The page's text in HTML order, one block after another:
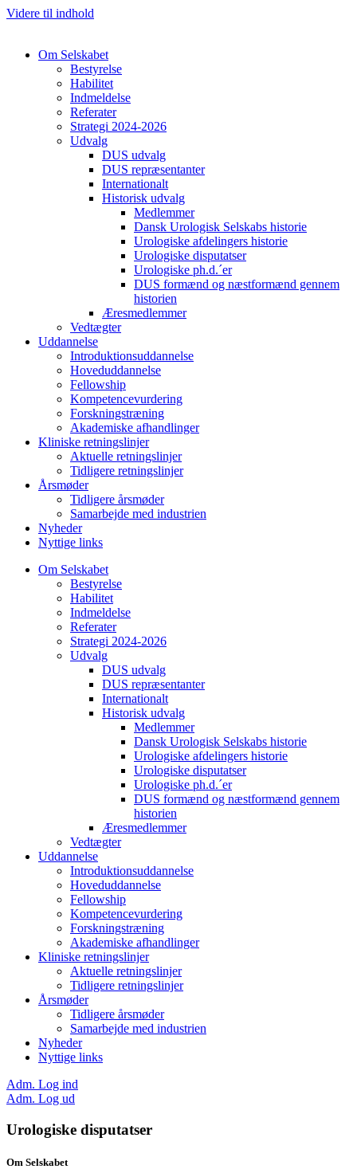
Videre til indhold
Om Selskabet
Bestyrelse
Habilitet
Indmeldelse
Referater
Strategi 2024-2026
Udvalg
DUS udvalg
DUS repræsentanter
Internationalt
Historisk udvalg
Medlemmer
Dansk Urologisk Selskabs historie
Urologiske afdelingers historie
Urologiske disputatser
Urologiske ph.d.´er
DUS formænd og næstformænd gennem
historien
Æresmedlemmer
Vedtægter
Uddannelse
Introduktionsuddannelse
Hoveduddannelse
Fellowship
Kompetencevurdering
Forskningstræning
Akademiske afhandlinger
Kliniske retningslinjer
Aktuelle retningslinjer
Tidligere retningslinjer
Årsmøder
Tidligere årsmøder
Samarbejde med industrien
Nyheder
Nyttige links
Om Selskabet
Bestyrelse
Habilitet
Indmeldelse
Referater
Strategi 2024-2026
Udvalg
DUS udvalg
DUS repræsentanter
Internationalt
Historisk udvalg
Medlemmer
Dansk Urologisk Selskabs historie
Urologiske afdelingers historie
Urologiske disputatser
Urologiske ph.d.´er
DUS formænd og næstformænd gennem
historien
Æresmedlemmer
Vedtægter
Uddannelse
Introduktionsuddannelse
Hoveduddannelse
Fellowship
Kompetencevurdering
Forskningstræning
Akademiske afhandlinger
Kliniske retningslinjer
Aktuelle retningslinjer
Tidligere retningslinjer
Årsmøder
Tidligere årsmøder
Samarbejde med industrien
Nyheder
Nyttige links
Adm. Log ind
Adm. Log ud
Urologiske disputatser
Om Selskabet